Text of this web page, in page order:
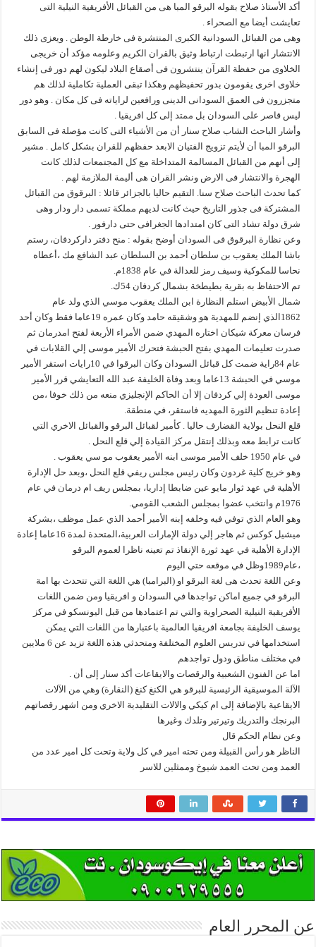
أكد الأستاذ صلاح بقوله البرقو المبا هى من القبائل الأفريقية النيلية التى
تعايشت أيضا مع الصحراء .
وهى من القبائل السودانية الكبرى المنتشرة فى خارطة الوطن . ويعزى ذلك
الانتشار انها ارتبطت ارتباط وثيق بالقران الكريم وعلومه مؤكد أن خريجى
الخلاوى من حفظة القرآن ينتشرون فى أصقاع البلاد ليكون لهم دور فى إنشاء
خلاوى اخرى يقومون بدور تحفيظهم وهكذا تبقى العملية تكاملية لذلك هم
متجزرون فى العمق السودانى الدينى ورافعين لراياته فى كل مكان . وهو دور
ليس قاصر على السودان بل ممتد إلى كل افريقيا .
وأشار الباحث الشاب صلاح سنار أن من الأشياء التى كانت مؤصلة فى السابق
البرقو المبا أن لأيتم تزويج الفتيان الابعد حفظهم للقران بشكل كامل . مشير
إلى أنهم من القبائل المسالمة المتداخلة مع كل المجتمعات لذلك كانت
الهجرة والانتشار فى الارض ونشر القران هى أليمة الملازمة لهم .
كما تحدث الباحث صلاح سنا. التقيم حاليا بالجزائر قائلا : البرقوق من القبائل
المشتركة فى جذور التاريخ حيث كانت لديهم مملكة تسمى دار ودار وهى
شرق دولة تشاد التى كان امتدادها الجغرافى حتى دارفور .
وعن نظارة البرقوق فى السودان أوضح بقوله : منح دفتر داركردفان، رستم
باشا الملك يعقوب بن سلطان أحمد بن السلطان عبد الشافع مك ،أعطاه
نحاسا للمكوكية وسيف رمز للعدالة في عام 1838م.
تم الاحتفاظ به بقرية بطيطخة بشمال كردفان 54ك.
شمال الأبيض استلم النظارة ابن الملك يعقوب موسي الذي ولد عام
1862الذي إنضم للمهدية هو وشقيقه حامد وكان عمره 19عاما فقط وكان أحد
فرسان معركة شيكان اختاره المهدي ضمن الأمراء الأربعة لفتح امدرمان ثم
صدرت تعليمات المهدي بفتح الحبشة فتحرك الأمير موسى إلي القلابات في
عام 84راية ضمت كل قبائل السودان وكان البرقوا في 10رايات استقر الأمير
موسي في الحبشة 13عاما وبعد وفاة الخليفة عبد الله التعايشي قرر الأمير
موسى العودة إلي كردفان إلا أن الحاكم الإنجليزي منعه من ذلك خوفا ،من
إعادة تنظيم الثورة المهديه فاستقر، في منطقة.
قلع النحل بولاية القضارف حاليا . كأمير لقبائل البرقو والقبائل الاخري التي
كانت ترابط معه وبذلك إنتقل مركز القيادة إلي قلع النحل .
في عام 1950 خلف الأمير موسى ابنه الأمير يعقوب مو سي يعقوب .
وهو خريج كلية غردون وكان رئيس مجلس ريفي قلع النحل ،وبعد حل الإدارة
الأهلية في عهد ثوار مايو عين ضابطا إداريا، بمجلس ريف ام درمان في عام
1976م وانتخب عضوا بمجلس الشعب القومي.
وهو العام الذي توفي فيه وخلفه إبنه الأمير أحمد الذي عمل موظف ،بشركة
ميشيل كوكس ثم هاجر إلي دولة الإمارات العربية،المتحدة لمدة 16عاما إعادة
الإدارة الأهلية في عهد ثورة الإنقاذ تم تعينه ناظرا لعموم البرقو
،عام1989وظل في موقعه حتي اليوم
وعن اللغة تحدث هى لغة البرقو او (البرامبا) هي اللغة التي تتحدث بها امة
البرقو في جميع اماكن تواجدها في السودان و افريقيا ومن ضمن اللغات
الأفريقية النيلية الصحراوية والتي تم اعتمادها من قبل اليونسكو في مركز
يوسف الخليفة بجامعة افريقيا العالمية باعتبارها من اللغات التي يمكن
استخدامها في تدريس العلوم المختلفة ومتحدثي هذه اللغة تزيد عن 6 ملايين
في مختلف مناطق ودول تواجدهم
اما عن الفنون الشعبية والرقصات والايقاعات أكد سنار إلى أن .
الآلة الموسيقية الرئيسية للبرقو هي الكنغ كنغ (النقارة) وهي من الآلات
الايقاعية بالإضافة إلى ام كيكي والالات التقليدية الاخري ومن اشهر رقصاتهم
البرنجك والتدريك وتيرتير وتلدك وغيرها
وعن نظام الحكم قال
الناظر هو رأس القبيلة ومن تحته امير في كل ولاية وتحت كل امير عدد من
العمد ومن تحت العمد شيوخ وممثلين للاسر
عن المحرر العام